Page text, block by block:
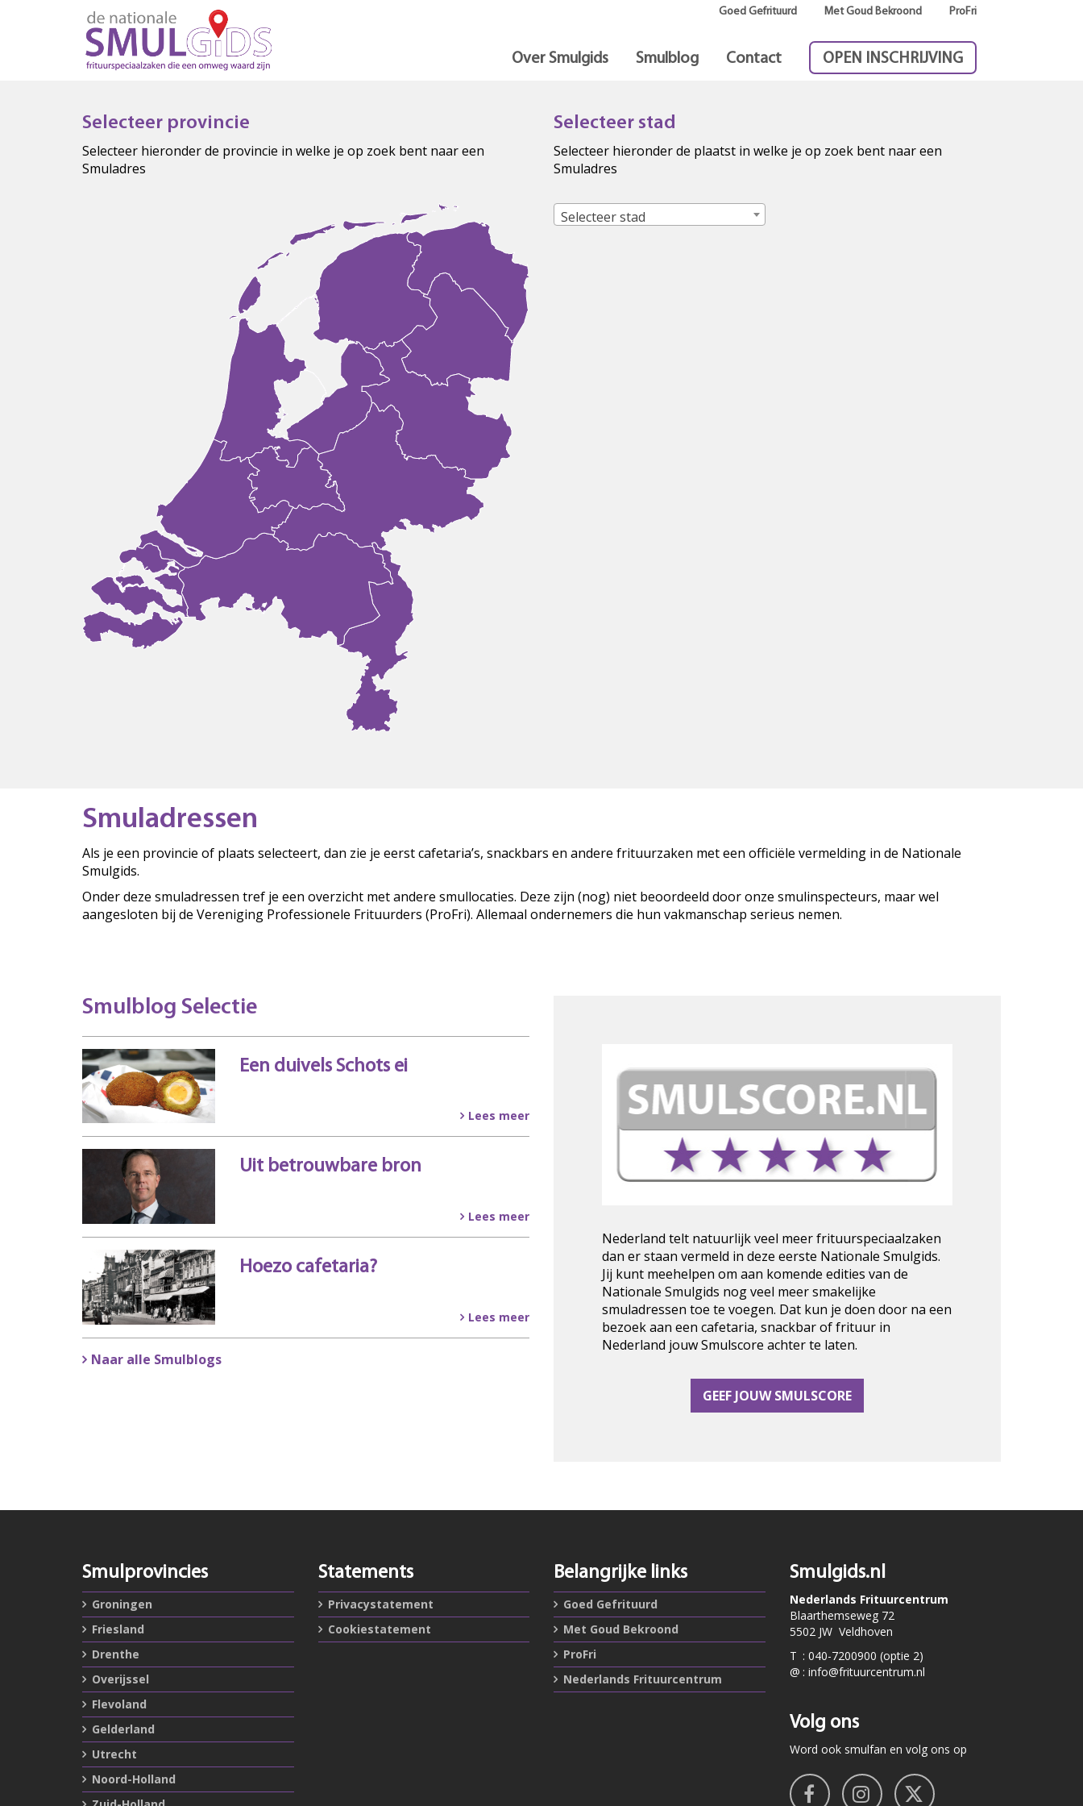
Goed Gefrituurd Met Goud Bekroond ProFri
Over Smulgids Smulblog Contact OPEN INSCHRIJVING
Selecteer provincie
Selecteer hieronder de provincie in welke je op zoek bent naar een
Smuladres
Selecteer stad
Selecteer hieronder de plaatst in welke je op zoek bent naar een
Smuladres
Selecteer stad
Smuladressen
Als je een provincie of plaats selecteert, dan zie je eerst cafetaria’s, snackbars en andere frituurzaken met een officiële vermelding in de Nationale
Smulgids.
Onder deze smuladressen tref je een overzicht met andere smullocaties. Deze zijn (nog) niet beoordeeld door onze smulinspecteurs, maar wel
aangesloten bij de Vereniging Professionele Frituurders (ProFri). Allemaal ondernemers die hun vakmanschap serieus nemen.
Smulblog Selectie
Een duivels Schots ei
Lees meer
Uit betrouwbare bron
Lees meer
Hoezo cafetaria?
Lees meer
Naar alle Smulblogs
Nederland telt natuurlijk veel meer frituurspeciaalzaken
dan er staan vermeld in deze eerste Nationale Smulgids.
Jij kunt meehelpen om aan komende edities van de
Nationale Smulgids nog veel meer smakelijke
smuladressen toe te voegen. Dat kun je doen door na een
bezoek aan een cafetaria, snackbar of frituur in
Nederland jouw Smulscore achter te laten.
GEEF JOUW SMULSCORE
Smulprovincies
Groningen
Friesland
Drenthe
Overijssel
Flevoland
Gelderland
Utrecht
Noord-Holland
Statements
Privacystatement
Cookiestatement
Belangrijke links
Goed Gefrituurd
Met Goud Bekroond
ProFri
Nederlands Frituurcentrum
Smulgids.nl
Nederlands Frituurcentrum
Blaarthemseweg 72
5502 JW Veldhoven
T : 040-7200900 (optie 2)
@ : info@frituurcentrum.nl
Volg ons
Word ook smulfan en volg ons op